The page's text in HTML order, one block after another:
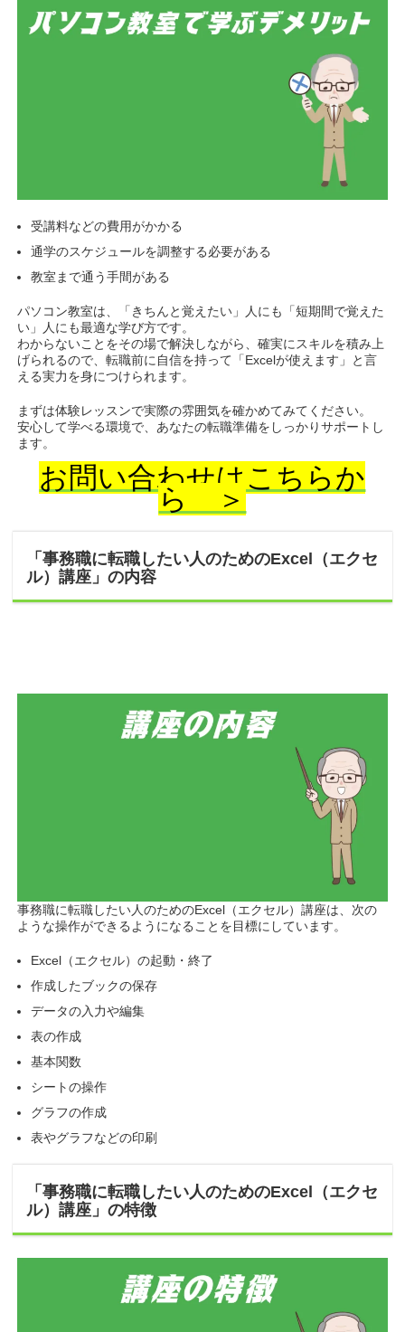
受講料などの費用がかかる
通学のスケジュールを調整する必要がある
教室まで通う手間がある
パソコン教室は、「きちんと覚えたい」人にも「短期間で覚えた
い」人にも最適な学び方です。
わからないことをその場で解決しながら、確実にスキルを積み上
げられるので、転職前に自信を持って「Excelが使えます」と言
える実力を身につけられます。
まずは体験レッスンで実際の雰囲気を確かめてみてください。
安心して学べる環境で、あなたの転職準備をしっかりサポートし
ます。
お問い合わせはこちらか
ら ＞
「事務職に転職したい人のためのExcel（エクセ
ル）講座」の内容
事務職に転職したい人のためのExcel（エクセル）講座は、次の
ような操作ができるようになることを目標にしています。
Excel（エクセル）の起動・終了
作成したブックの保存
データの入力や編集
表の作成
基本関数
シートの操作
グラフの作成
表やグラフなどの印刷
「事務職に転職したい人のためのExcel（エクセ
ル）講座」の特徴